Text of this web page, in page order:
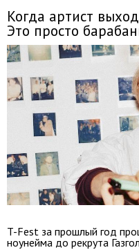
Когда артист
Это просто
T-Fest за прошлый год
ноунейма до рекрута